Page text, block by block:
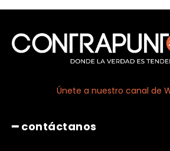
Únete a nuestro canal de
━ contáctanos